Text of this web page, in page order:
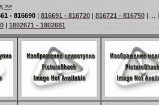
>>
- 816690| 816691 - 816720| 816721 - 816750| ... |
| 1802671 - 1802681